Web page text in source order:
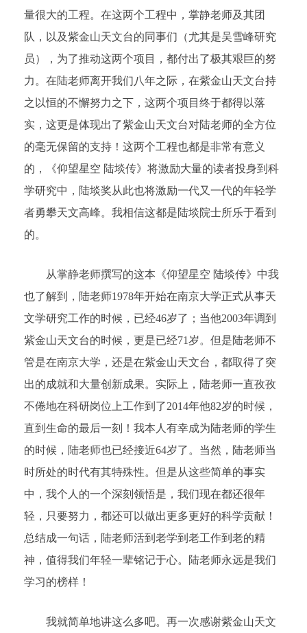
量很大的工程。在这两个工程中，掌静老师及其团
队，以及紫金山天文台的同事们（尤其是吴雪峰研究
员），为了推动这两个项目，都付出了极其艰巨的努
力。在陆老师离开我们八年之际，在紫金山天文台持
之以恒的不懈努力之下，这两个项目终于都得以落
实，这更是体现出了紫金山天文台对陆老师的全方位
的毫无保留的支持！这两个工程也都是非常有意义
的，《仰望星空 陆埮传》将激励大量的读者投身到科
学研究中，陆埮奖从此也将激励一代又一代的年轻学
者勇攀天文高峰。我相信这都是陆埮院士所乐于看到
的。
从掌静老师撰写的这本《仰望星空 陆埮传》中我
也了解到，陆老师1978年开始在南京大学正式从事天
文学研究工作的时候，已经46岁了；当他2003年调到
紫金山天文台的时候，更是已经71岁。但是陆老师不
管是在南京大学，还是在紫金山天文台，都取得了突
出的成就和大量创新成果。实际上，陆老师一直孜孜
不倦地在科研岗位上工作到了2014年他82岁的时候，
直到生命的最后一刻！我本人有幸成为陆老师的学生
的时候，陆老师也已经接近64岁了。当然，陆老师当
时所处的时代有其特殊性。但是从这些简单的事实
中，我个人的一个深刻领悟是，我们现在都还很年
轻，只要努力，都还可以做出更多更好的科学贡献！
总结成一句话，陆老师活到老学到老工作到老的精
神，值得我们年轻一辈铭记于心。陆老师永远是我们
学习的榜样！
我就简单地讲这么多吧。再一次感谢紫金山天文